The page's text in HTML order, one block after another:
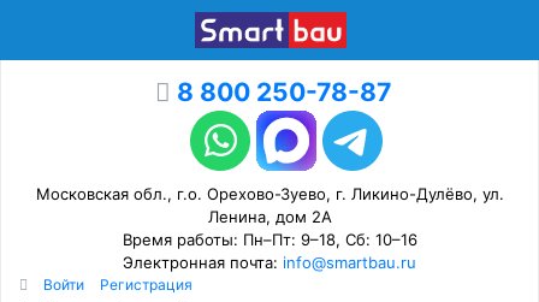
8 800 250-78-87
Московская обл., г.о. Орехово-Зуево, г. Ликино-Дулёво, ул.
Ленина, дом 2А
Время работы: Пн–Пт: 9–18, Сб: 10–16
Электронная почта: info@smartbau.ru
Войти
Регистрация